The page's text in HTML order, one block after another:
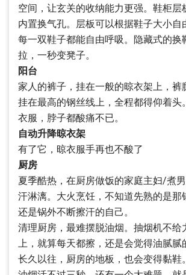
空间，让玄关的收纳能力更强。鞋柜层
内置换气孔。层板可以根据鞋子大小自
每一双鞋子都能自由呼吸。隐藏式的换
拉，一秒变凳子。
阳台
家人的裤子，挂在一般的晾衣架上，裤
挂在最高的钢丝线上，全程都得仰着头
衣服，脖子都酸痛不已。
自动升降晾衣架
有了它，晾衣服手再也不酸了
厨房
夏季酷热，在厨房做饭的家庭主妇/煮
汗淋漓。大火烹饪，不知道先熟的是那
还是锅外不断擦汗的自己。
清理厨房，最难摆脱油烟。抽烟机不给
上，就算每天都擦，还是会觉得油腻腻
长久以往，厨房的地板，也会变得黏鞋